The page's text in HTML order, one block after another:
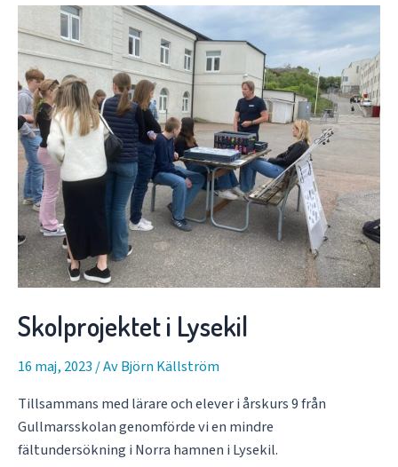
Skolprojektet i Lysekil
16 maj, 2023/ AvBjörn Källström
Tillsammans med lärare och elever i årskurs 9 från
Gullmarsskolan genomförde vi en mindre
fältundersökning i Norra hamnen i Lysekil.